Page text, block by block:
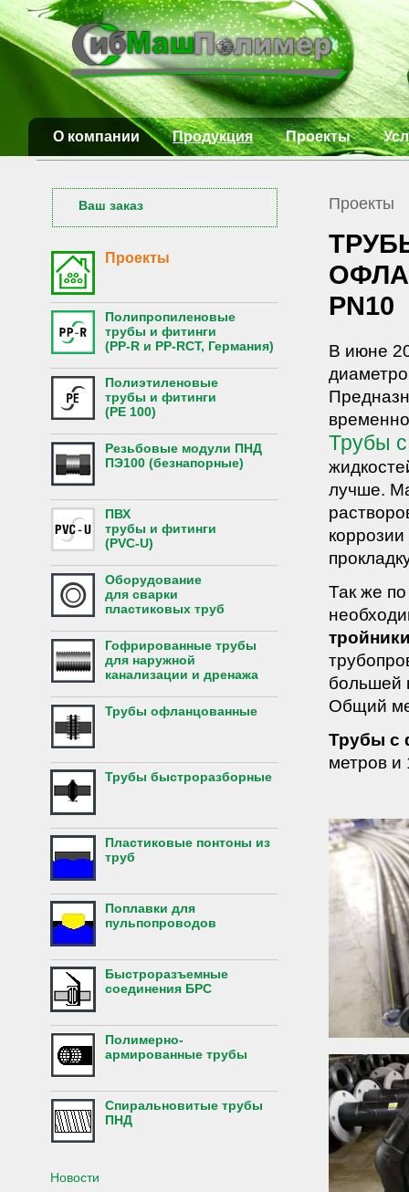
О компании Продукция Проекты
Ваш заказ
Проекты
Полипропиленовые
трубы и фитинги
(PP-R и PP-RCT, Германия)
Полиэтиленовые
трубы и фитинги
(PE 100)
Резьбовые модули ПНД
ПЭ100 (безнапорные)
ПВХ
трубы и фитинги
(PVC-U)
Оборудование
для сварки
пластиковых труб
Гофрированные трубы
для наружной
канализации и дренажа
Трубы офланцованные
Трубы быстроразборные
Пластиковые понтоны из
труб
Поплавки для
пульпопроводов
Быстроразъемные
соединения БРС
Полимерно-
армированные трубы
Спиральновитые трубы
ПНД
Новости
Проекты
PN10
В июне
Трубы
лучше.
Так же
большей
Общий
Трубы с
метров и